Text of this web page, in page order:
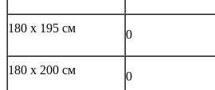
180 x 195 см 0
180 x 200 см 0